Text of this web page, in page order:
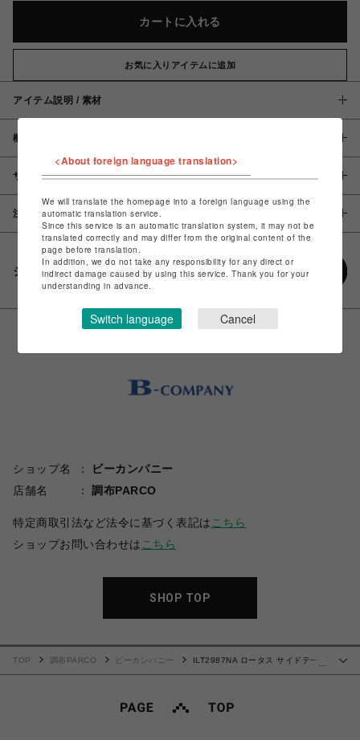
カートに入れる
お気に入りアイテムに追加
アイテム説明 / 素材
概要
サイズ
注意事項
シェアする
ショップ名
ビーカンパニー
店舗名
調布PARCO
特定商取引法など法令に基づく表記は こちら
ショップお問い合わせは こちら
SHOP TOP
…
TOP 調布PARCO ビーカンパニー
ILT2987NA ロータス サイドテーブ
<About foreign language translation>
We will translate the homepage into a foreign language using the
automatic translation service.
Since this service is an automatic translation system, it may not be
translated correctly and may differ from the original content of the
page before translation.
In addition, we do not take any responsibility for any direct or
indirect damage caused by using this service. Thank you for your
understanding in advance.
Switch language Cancel